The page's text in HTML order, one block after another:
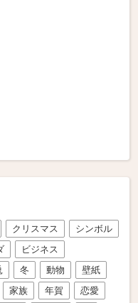
クリスマス
シンボル
ビジネス
冬 動物
壁紙
家族 年賀
恋愛